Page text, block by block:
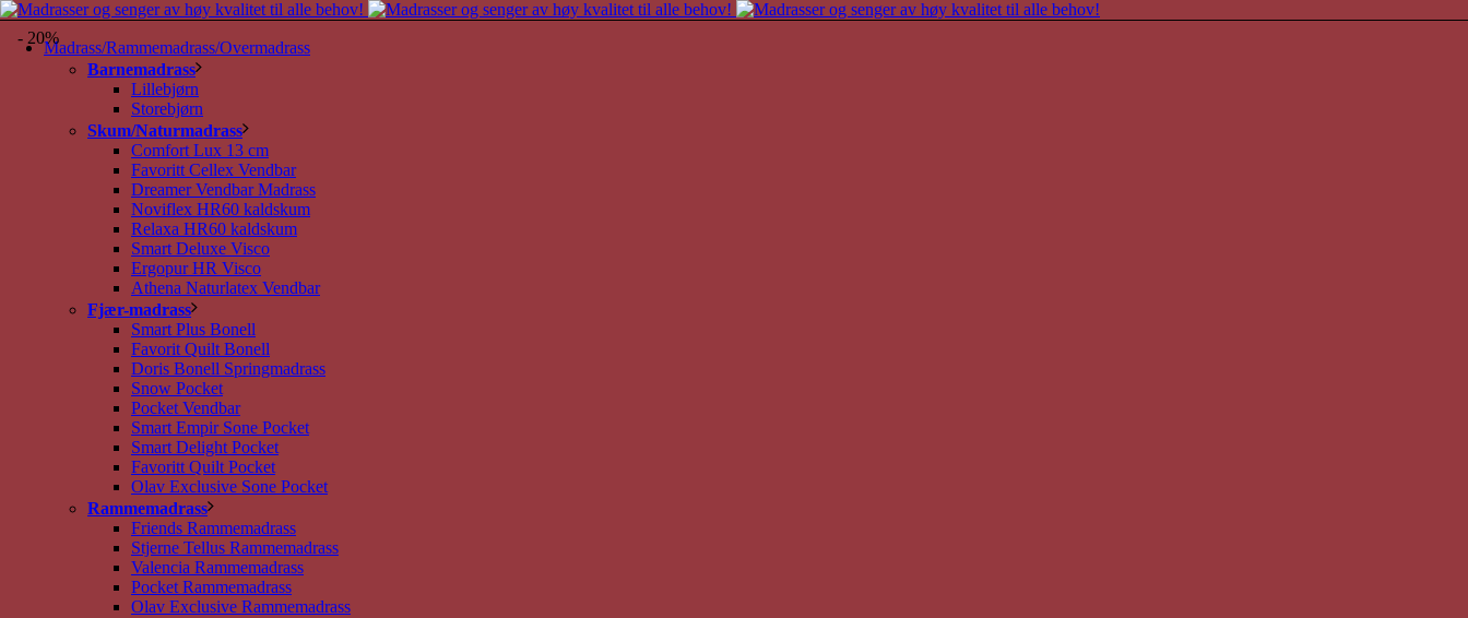
Madrass/Rammemadrass/Overmadrass
Barnemadrass
Lillebjørn
Storebjørn
Skum/Naturmadrass
Comfort Lux 13 cm
Favoritt Cellex Vendbar
Dreamer Vendbar Madrass
Noviflex HR60 kaldskum
Relaxa HR60 kaldskum
Smart Deluxe Visco
Ergopur HR Visco
Athena Naturlatex Vendbar
Fjær-madrass
Smart Plus Bonell
Favorit Quilt Bonell
Doris Bonell Springmadrass
Snow Pocket
Pocket Vendbar
Smart Empir Sone Pocket
Smart Delight Pocket
Favoritt Quilt Pocket
Olav Exclusive Sone Pocket
Rammemadrass
Friends Rammemadrass
Stjerne Tellus Rammemadrass
Valencia Rammemadrass
Pocket Rammemadrass
Olav Exclusive Rammemadrass
- 20%